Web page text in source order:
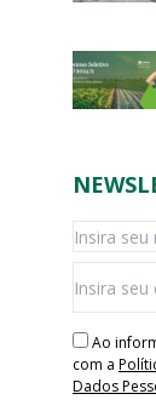
Ao
com a
Dados